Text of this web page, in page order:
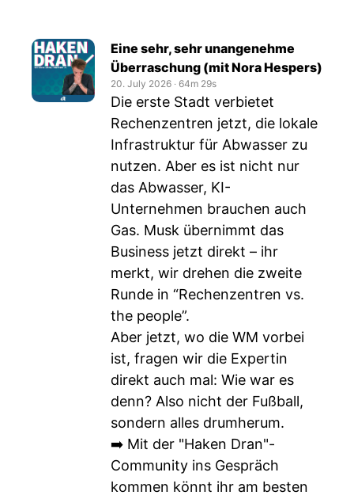
Eine sehr, sehr unangenehme
Überraschung (mit Nora Hespers)
20. July 2026 ‧ 64m 29s
Die erste Stadt verbietet
Rechenzentren jetzt, die lokale
Infrastruktur für Abwasser zu
nutzen. Aber es ist nicht nur
das Abwasser, KI-
Unternehmen brauchen auch
Gas. Musk übernimmt das
Business jetzt direkt – ihr
merkt, wir drehen die zweite
Runde in “Rechenzentren vs.
the people”.
Aber jetzt, wo die WM vorbei
ist, fragen wir die Expertin
direkt auch mal: Wie war es
denn? Also nicht der Fußball,
sondern alles drumherum.
➡️ Mit der "Haken Dran"-
Community ins Gespräch
kommen könnt ihr am besten